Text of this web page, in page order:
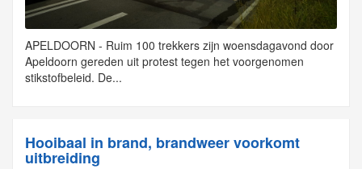
APELDOORN - Ruim 100 trekkers zijn woensdagavond door
Apeldoorn gereden uit protest tegen het voorgenomen
stikstofbeleid. De...
Hooibaal in brand, brandweer voorkomt
uitbreiding